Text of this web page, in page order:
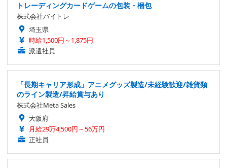
トレーディングカードゲームの包装・梱包
株式会社バイトレ
埼玉県
時給1,500円～1,875円
派遣社員
「長期キャリア形成」アニメグッズ製造/未経験歓迎/雑貨類
のライン製造/昇給賞与あり
株式会社Meta Sales
大阪府
月給29万4,500円～56万円
正社員